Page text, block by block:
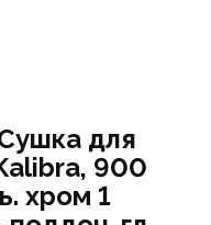
для
900
хром 1